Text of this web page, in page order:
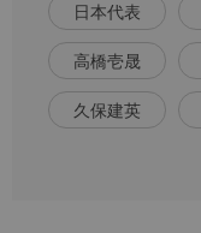
日本代表
高橋壱晟
久保建英